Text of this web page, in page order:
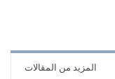
المزيد من المقالات